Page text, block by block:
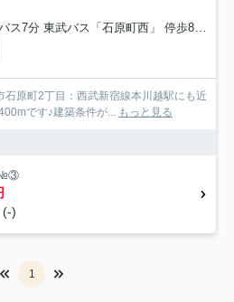
7分 東武バス「石原町西」 停歩8分
原町2丁目：西武新宿線本川越駅にも近
です♪建築条件が... もっと見る
№③
(-)
1